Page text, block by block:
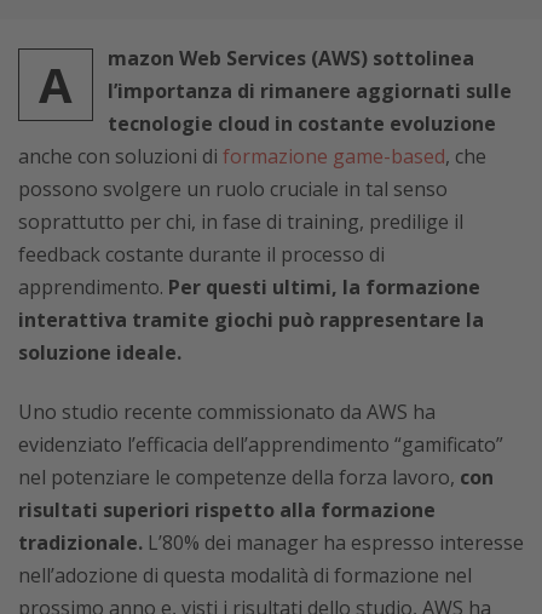
A
mazon Web Services (AWS) sottolinea
l’importanza di rimanere aggiornati sulle
tecnologie cloud in costante evoluzione
anche con soluzioni di formazione game-based, che
possono svolgere un ruolo cruciale in tal senso
soprattutto per chi, in fase di training, predilige il
feedback costante durante il processo di
apprendimento. Per questi ultimi, la formazione
interattiva tramite giochi può rappresentare la
soluzione ideale.
Uno studio recente commissionato da AWS ha
evidenziato l’efficacia dell’apprendimento “gamificato”
nel potenziare le competenze della forza lavoro, con
risultati superiori rispetto alla formazione
tradizionale. L’80% dei manager ha espresso interesse
nell’adozione di questa modalità di formazione nel
prossimo anno e, visti i risultati dello studio, AWS ha